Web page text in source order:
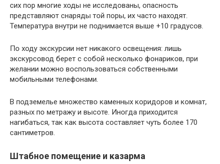
сих пор многие ходы не исследованы, опасность
представляют снаряды той поры, их часто находят.
Температура внутри не поднимается выше +10 градусов.
По ходу экскурсии нет никакого освещения: лишь
экскурсовод берет с собой несколько фонариков, при
желании можно воспользоваться собственными
мобильными телефонами.
В подземелье множество каменных коридоров и комнат,
разных по метражу и высоте. Иногда приходится
нагибаться, так как высота составляет чуть более 170
сантиметров.
Штабное помещение и казарма